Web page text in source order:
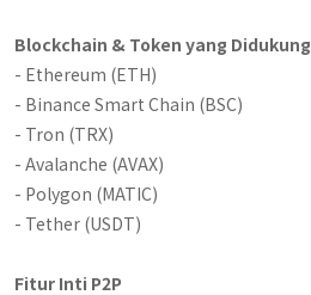
Blockchain & Token yang Didukung
- Ethereum (ETH)
- Binance Smart Chain (BSC)
- Tron (TRX)
- Avalanche (AVAX)
- Polygon (MATIC)
- Tether (USDT)
Fitur Inti P2P